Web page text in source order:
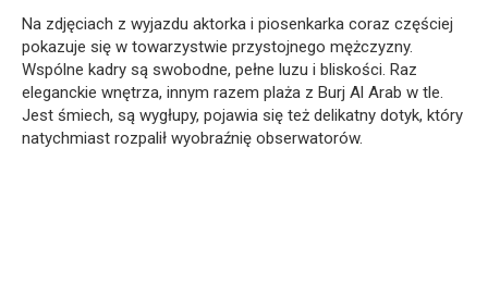
Na zdjęciach z wyjazdu aktorka i piosenkarka coraz częściej
pokazuje się w towarzystwie przystojnego mężczyzny.
Wspólne kadry są swobodne, pełne luzu i bliskości. Raz
eleganckie wnętrza, innym razem plaża z Burj Al Arab w tle.
Jest śmiech, są wygłupy, pojawia się też delikatny dotyk, który
natychmiast rozpalił wyobraźnię obserwatorów.